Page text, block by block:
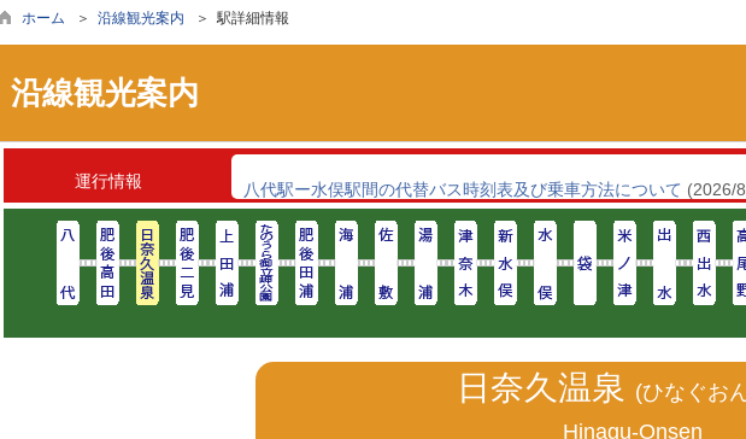
ホーム ＞ 沿線観光案内 ＞ 駅詳細情報
ラッピング列車
撮影される方へ
レンタサイクル
おれんじカフェ
沿線観光案内
かぞくいろ特設ページ
撮影等希望の皆様へ
パートナーズクラブ
ライセンシー募集
沿線観光案内
運行情報 八代駅ー水俣駅間の代替バス時刻表及び乗車方法について (2026/
日奈久温泉 (ひなぐお
Hinagu-Onsen